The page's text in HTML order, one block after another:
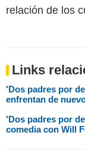
relación de los
Links
'Dos padres por
enfrentan de
'Dos padres por
comedia con Will